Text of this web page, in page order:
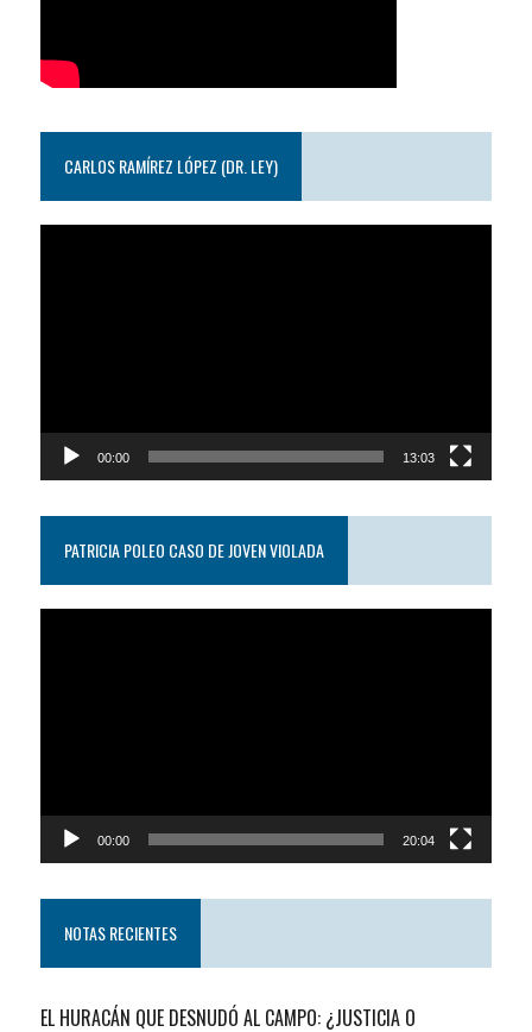
CARLOS RAMÍREZ LÓPEZ (DR. LEY)
00:00 13:03
PATRICIA POLEO CASO DE JOVEN VIOLADA
00:00 20:04
NOTAS RECIENTES
EL HURACÁN QUE DESNUDÓ AL CAMPO: ¿JUSTICIA O